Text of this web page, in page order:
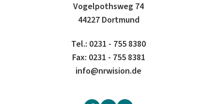
Vogelpothsweg 74
44227 Dortmund
Tel.: 0231 - 755 8380
Fax: 0231 - 755 8381
info@nrwision.de